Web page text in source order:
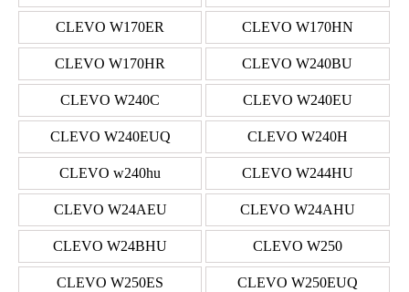
CLEVO W170ER CLEVO W170HN
CLEVO W170HR CLEVO W240BU
CLEVO W240C CLEVO W240EU
CLEVO W240EUQ CLEVO W240H
CLEVO w240hu CLEVO W244HU
CLEVO W24AEU CLEVO W24AHU
CLEVO W24BHU CLEVO W250
CLEVO W250ES CLEVO W250EUQ